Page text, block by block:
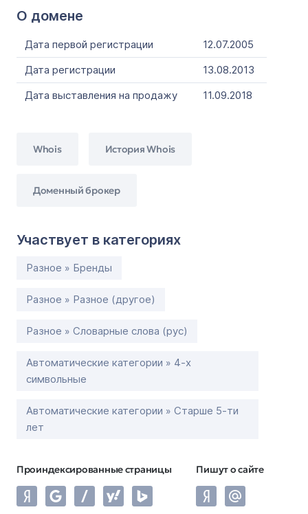
О домене
Дата первой регистрации
12.07.2005
Дата регистрации
13.08.2013
Дата выставления на продажу
11.09.2018
Whois История Whois
Доменный брокер
Участвует в категориях
Разное » Бренды
Разное » Разное (другое)
Разное » Словарные слова (рус)
Автоматические категории » 4-х
символьные
Автоматические категории » Старше 5-ти
лет
Проиндексированные страницы Пишут о сайте